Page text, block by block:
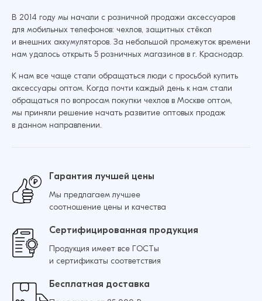
В 2014 году мы начали с розничной продажи аксессуаров
для мобильных телефонов: чехлов, защитных стёкол
и внешних аккумуляторов. За небольшой промежуток времени
нам удалось открыть 5 розничных магазинов в г. Краснодар.
К нам все чаще стали обращаться люди с просьбой купить
аксессуары оптом. Когда почти каждый день к нам стали
обращаться по вопросам покупки чехлов в Москве оптом,
мы приняли решение начать развитие оптовых продаж
в данном направлении.
Гарантия лучшей цены
Мы предлагаем лучшее
соотношение цены и качества
Сертифицированная продукция
Продукция имеет все ГОСТы
и сертификаты соответствия
Бесплатная доставка